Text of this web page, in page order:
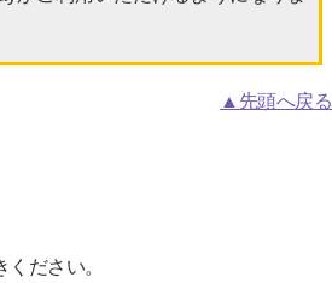
▲先頭へ戻る
ださい。